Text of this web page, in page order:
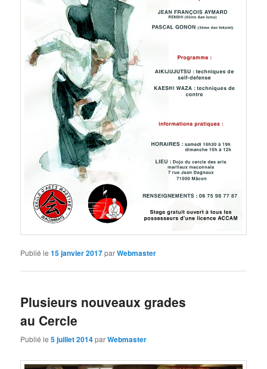
Publié le15 janvier 2017parWebmaster
Plusieurs nouveaux grades
au Cercle
Publié le5 juillet 2014parWebmaster